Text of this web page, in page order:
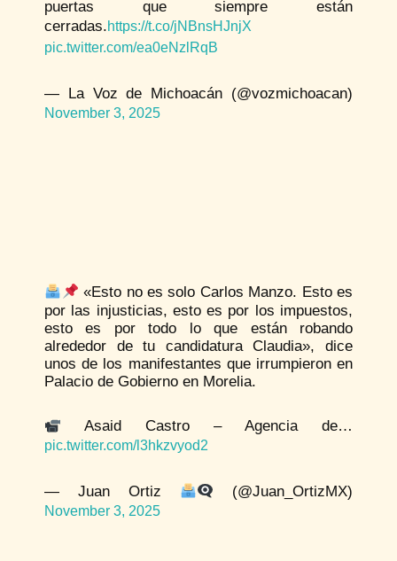
puertas que siempre están
cerradas.https://t.co/jNBnsHJnjX
pic.twitter.com/ea0eNzlRqB
— La Voz de Michoacán (@vozmichoacan)
November 3, 2025
«Esto no es solo Carlos Manzo. Esto es
por las injusticias, esto es por los impuestos,
esto es por todo lo que están robando
alrededor de tu candidatura Claudia», dice
unos de los manifestantes que irrumpieron en
Palacio de Gobierno en Morelia.
Asaid Castro – Agencia de…
pic.twitter.com/l3hkzvyod2
— Juan Ortiz (@Juan_OrtizMX)
November 3, 2025